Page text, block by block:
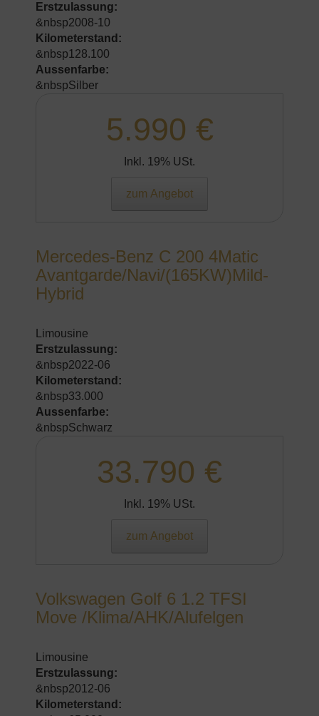
Erstzulassung:
&nbsp2008-10
Kilometerstand:
&nbsp128.100
Aussenfarbe:
&nbspSilber
5.990 €
Inkl. 19% USt.
zum Angebot
Mercedes-Benz C 200 4Matic
Avantgarde/Navi/(165KW)Mild-
Hybrid
Limousine
Erstzulassung:
&nbsp2022-06
Kilometerstand:
&nbsp33.000
Aussenfarbe:
&nbspSchwarz
33.790 €
Inkl. 19% USt.
zum Angebot
Volkswagen Golf 6 1.2 TFSI
Move /Klima/AHK/Alufelgen
Limousine
Erstzulassung:
&nbsp2012-06
Kilometerstand: